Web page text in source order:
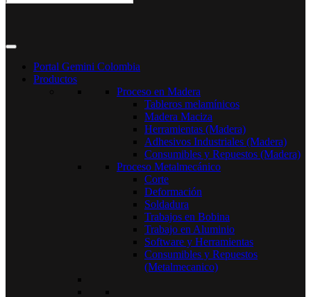
Portal Gemini Colombia
Productos
Proceso en Madera
Tableros melamínicos
Madera Maciza
Herramientas (Madera)
Adhesivos Industriales (Madera)
Consumibles y Repuestos (Madera)
Proceso Metalmecánico
Corte
Deformación
Soldadura
Trabajos en Bobina
Trabajo en Aluminio
Software y Herramientas
Consumibles y Repuestos
(Metalmecanico)